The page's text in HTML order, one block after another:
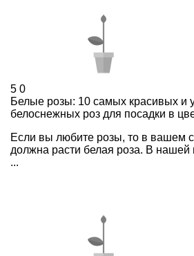
5 0
Белые розы: 10 самых красивых и
белоснежных роз для посадки в
Если вы любите розы, то в вашем
должна расти белая роза. В
...